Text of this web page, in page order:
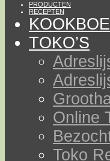
PRODUCTEN
RECEPTEN
TOKO’S
Online
Toko